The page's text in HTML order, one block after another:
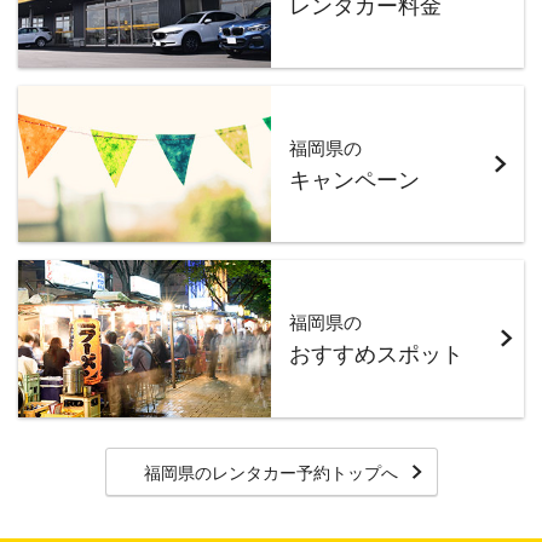
福岡県の
キャンペーン
福岡県の
おすすめスポット
福岡県のレンタカー予約トップへ